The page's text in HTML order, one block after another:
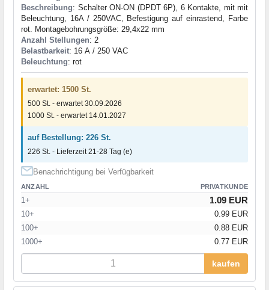
Beschreibung: Schalter ON-ON (DPDT 6P), 6 Kontakte, mit mit
Beleuchtung, 16A / 250VAC, Befestigung auf einrastend, Farbe
rot. Montagebohrungsgröße: 29,4x22 mm
Anzahl Stellungen: 2
Belastbarkeit: 16 А / 250 VAC
Beleuchtung: rot
erwartet: 1500 St.
500 St. - erwartet 30.09.2026
1000 St. - erwartet 14.01.2027
auf Bestellung: 226 St.
226 St. - Lieferzeit 21-28 Tag (e)
Benachrichtigung bei Verfügbarkeit
ANZAHL PRIVATKUNDE
1+ 1.09 EUR
10+
0.99 EUR
100+
0.88 EUR
1000+
0.77 EUR
kaufen